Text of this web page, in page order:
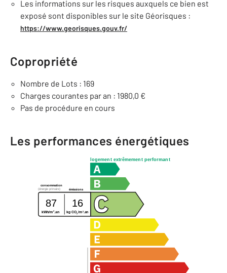
Les informations sur les risques auxquels ce bien est
exposé sont disponibles sur le site Géorisques :
https://www.georisques.gouv.fr/
Copropriété
Nombre de Lots : 169
Charges courantes par an : 1980,0 €
Pas de procédure en cours
Les performances énergétiques
logement extrêmement performant
consommation
émissions
(énergie primaire)
87 16
kWh/m 2 .an kg CO2/m2.an